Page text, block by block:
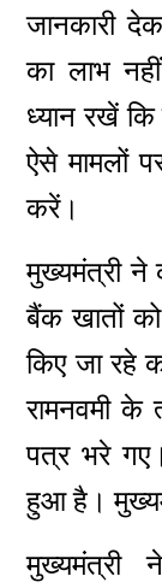
जानकारी
का लाभ
ध्यान रखें
ऐसे मामलों
करें।
मुख्यमंत्री ने
बैंक खातों
किए जा रहे
रामनवमी के
पत्र भरे
हुआ है।
मुख्यमंत्री